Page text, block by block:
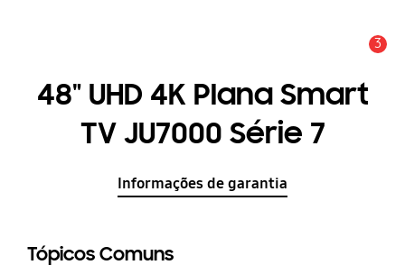
3
48" UHD 4K Plana Smart
TV JU7000 Série 7
Informações de garantia
Tópicos Comuns